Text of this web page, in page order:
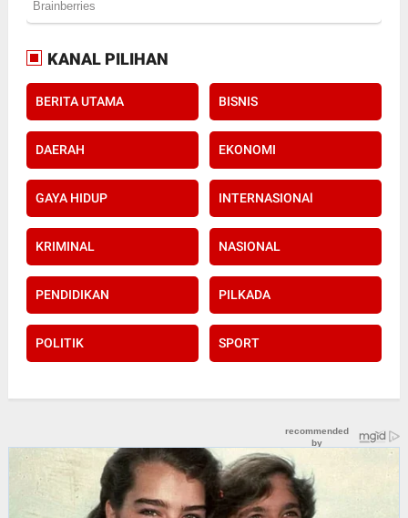
KANAL PILIHAN
BERITA UTAMA BISNIS
DAERAH EKONOMI
GAYA HIDUP INTERNASIONAl
KRIMINAL NASIONAL
PENDIDIKAN PILKADA
POLITIK SPORT